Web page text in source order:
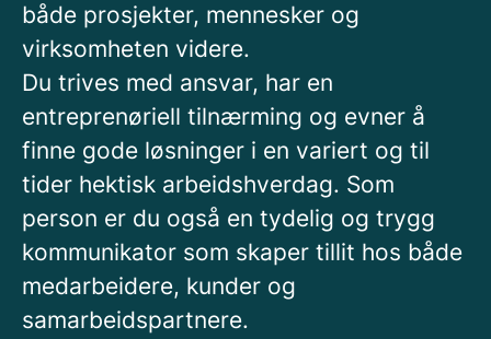
både prosjekter, mennesker og
virksomheten videre.
Du trives med ansvar, har en
entreprenøriell tilnærming og evner å
finne gode løsninger i en variert og til
tider hektisk arbeidshverdag. Som
person er du også en tydelig og trygg
kommunikator som skaper tillit hos både
medarbeidere, kunder og
samarbeidspartnere.